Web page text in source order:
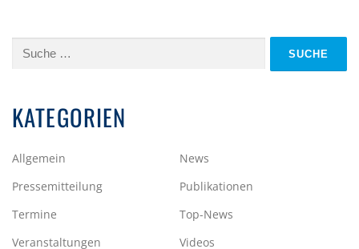
Suche
KATEGORIEN
Allgemein
News
Pressemitteilung
Publikationen
Termine
Top-News
Veranstaltungen
Videos